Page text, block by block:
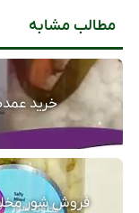
مطالب مشابه
خرید
فروش شور